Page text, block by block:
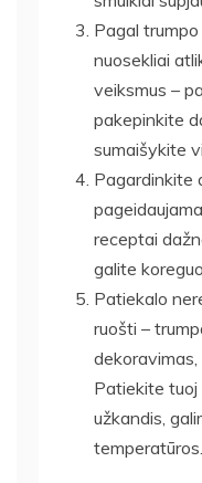
Pagal
nuosekliai
veiksmus –
pakepinkite
sumaišykite
Pagardinkite
receptai
galite
Patiekalo
ruošti –
Patiekite
užkandis,
temperatūros.